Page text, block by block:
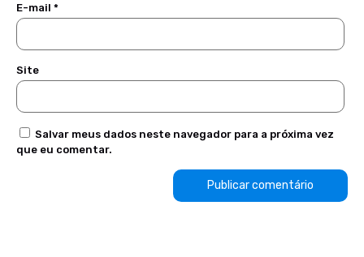
E-mail *
Site
Salvar meus dados neste navegador para a próxima vez
que eu comentar.